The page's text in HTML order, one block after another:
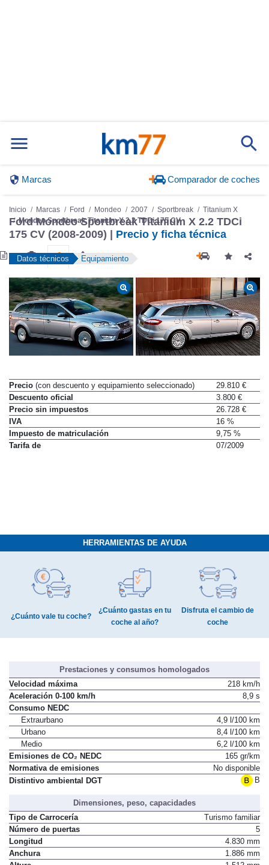
Marcas Comparador de coches
Inicio Marcas Ford Mondeo 2007 Sportbreak
Titanium X
Mondeo Sportbreak Titanium X 2.2 TDCi 175 CV
Ford Mondeo Sportbreak Titanium X 2.2 TDCi
175 CV (2008-2009) | Precio y ficha técnica
Datos técnicos Equipamiento
Precio (con descuento y equipamiento seleccionado)
29.810 €
Descuento oficial
3.800 €
Precio sin impuestos
26.728 €
IVA
16 %
Impuesto de matriculación
9,75 %
Tarifa de
07/2009
HERRAMIENTAS DE AYUDA
¿Cuánto vale tu coche?
¿Cuánto gastas en tu
coche al año?
Disfruta el cambio de
coche
Prestaciones y consumos homologados
Velocidad máxima
218 km/h
Aceleración 0-100 km/h
8,9 s
Consumo NEDC
Extraurbano
4,9 l/100 km
Urbano
8,4 l/100 km
Medio
6,2 l/100 km
Emisiones de CO₂ NEDC
165 gr/km
Normativa de emisiones
No disponible
Distintivo ambiental DGT
B
Dimensiones, peso, capacidades
Tipo de Carrocería
Turismo familiar
Número de puertas
5
Longitud
4.830 mm
Anchura
1.886 mm